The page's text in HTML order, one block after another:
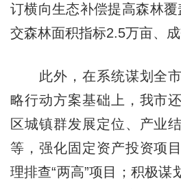
订横向生态补偿提高森林
交森林面积指标2.5万亩、成
此外，在系统谋划全市
略行动方案基础上，我市
区城镇群发展定位、产业
等，强化固定资产投资项
理排查“两高”项目；积极谋